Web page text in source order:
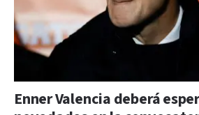
Enner Valencia deberá